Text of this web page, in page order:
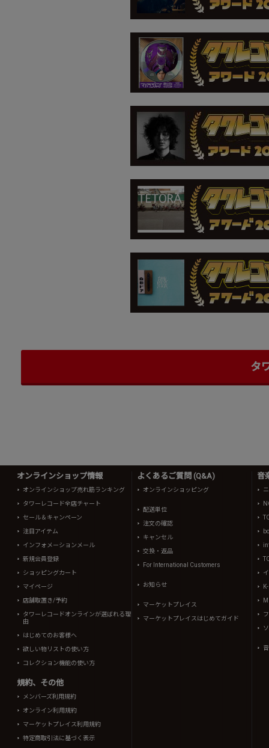
タ
オンラインショップ情報
オンラインショップ売れ筋ランキング
タワーレコード全店チャート
セール＆キャンペーン
注目アイテム
インフォメーションメール
新規会員登録
ショッピングカート
マイページ
店舗取置き/予約
タワーレコードオンラインが選ばれる理
由
はじめてのお客様へ
欲しい物リストの使い方
コレクション機能の使い方
規約、その他
メンバーズ利用規約
オンライン利用規約
マーケットプレイス利用規約
特定商取引法に基づく表示
よくあるご質問 (Q&A)
オンラインショッピング
配送単位
注文の確認
キャンセル
交換・返品
For International Customers
お知らせ
マーケットプレイス
マーケットプレイスはじめてガイド
音